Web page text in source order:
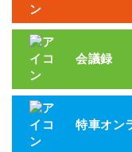
会議録
特車オン